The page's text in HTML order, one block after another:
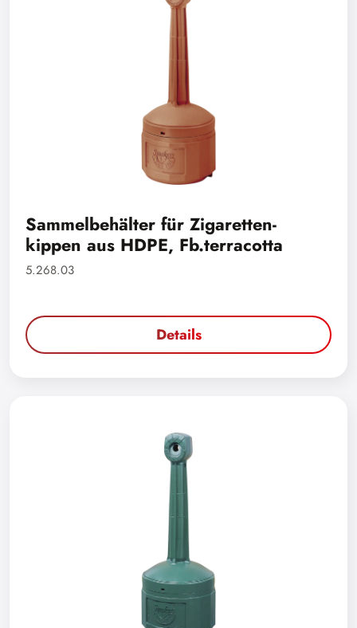
Sammelbehälter für Zigaretten-
kippen aus HDPE, Fb.terracotta
5.268.03
Details